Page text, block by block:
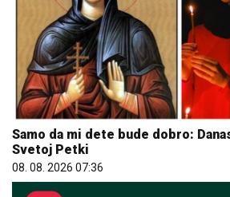
Samo da mi dete bude dobro:
Svetoj Petki
08. 08. 2026 07:36